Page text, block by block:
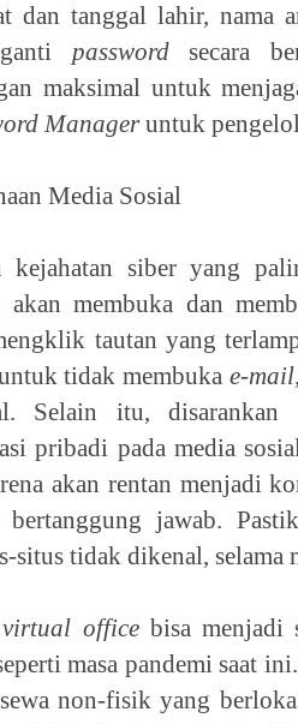
dan tanggal lahir, nama
passwordsecara
maksimal untuk
Manageruntuk
Media Sosial
kejahatan siber yang
akan membuka dan
tautan yang
tidak membuka e-
Selain itu, disarankan
pribadi pada media
akan rentan menjadi
jawab.
situs tidak dikenal,
virtual officebisa menjadi
masa pandemi saat
non-fisik yang